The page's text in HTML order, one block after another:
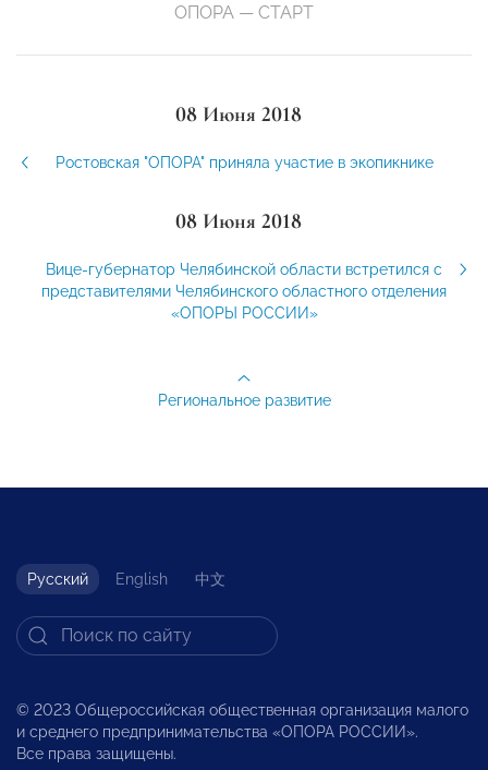
ОПОРА — СТАРТ
08 Июня 2018
Ростовская "ОПОРА" приняла участие в экопикнике
08 Июня 2018
Вице-губернатор Челябинской области встретился с
представителями Челябинского областного отделения
«ОПОРЫ РОССИИ»
Региональное развитие
Русский English 中文
© 2023 Общероссийская общественная организация малого
и среднего предпринимательства «ОПОРА РОССИИ».
Все права защищены.